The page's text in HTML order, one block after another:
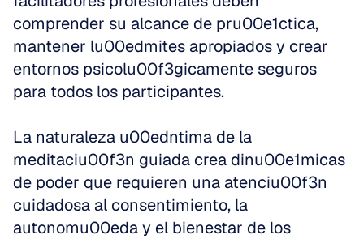
comprender su alcance de pru00e1ctica,
mantener lu00edmites apropiados y crear
entornos psicolu00f3gicamente seguros
para todos los participantes.
La naturaleza u00edntima de la
meditaciu00f3n guiada crea dinu00e1micas
de poder que requieren una atenciu00f3n
cuidadosa al consentimiento, la
autonomu00eda y el bienestar de los